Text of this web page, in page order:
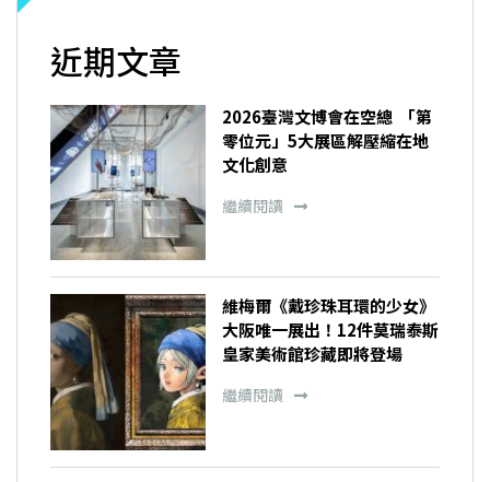
近期文章
2026臺灣文博會在空總 「第
零位元」5大展區解壓縮在地
文化創意
繼續閱讀
維梅爾《戴珍珠耳環的少女》
大阪唯一展出！12件莫瑞泰斯
皇家美術館珍藏即將登場
繼續閱讀